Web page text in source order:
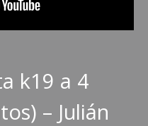
k19 a 4
– Julián